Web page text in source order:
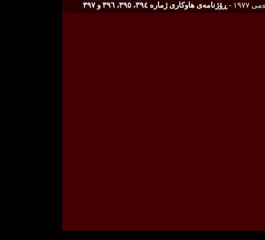
ڕۆژنامەی هاوکاری ژمارە ٣٩٤، ٣٩٥، ٣٩٦ و ٣٩٧